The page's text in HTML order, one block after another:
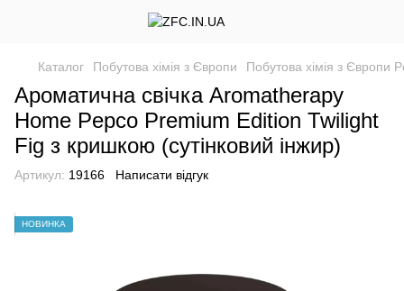
Каталог Побутова хімія з Європи Побутова хімія з Європи
Ароматична свічка Aromatherapy
Home Pepco Premium Edition Twilight
Fig з кришкою (сутінковий інжир)
Артикул: 19166 Написати відгук
НОВИНКА